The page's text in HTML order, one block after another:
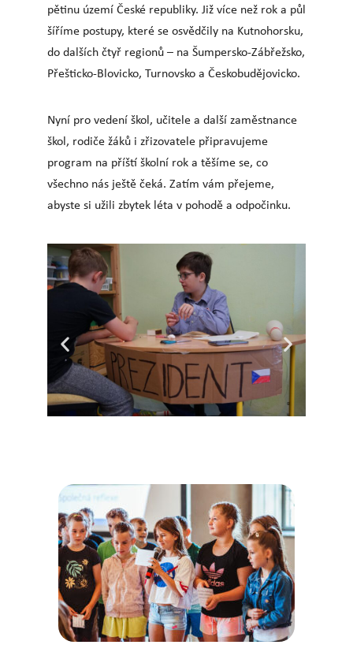
pětinu území České republiky. Již více než rok a půl
šíříme postupy, které se osvědčily na Kutnohorsku,
do dalších čtyř regionů – na Šumpersko-Zábřežsko,
Přešticko-Blovicko, Turnovsko a Českobudějovicko.
Nyní pro vedení škol, učitele a další zaměstnance
škol, rodiče žáků i zřizovatele připravujeme
program na příští školní rok a těšíme se, co
všechno nás ještě čeká. Zatím vám přejeme,
abyste si užili zbytek léta v pohodě a odpočinku.